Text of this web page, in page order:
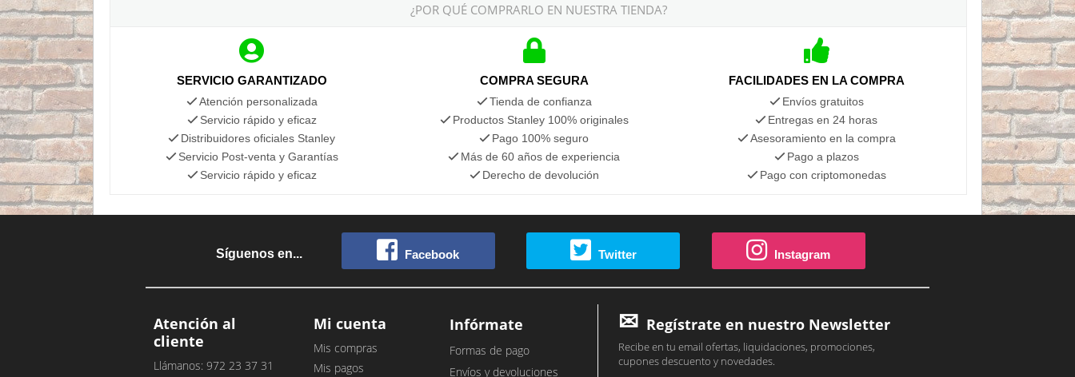
¿POR QUÉ COMPRARLO EN NUESTRA TIENDA?
SERVICIO GARANTIZADO
Atención personalizada
Servicio rápido y eficaz
Distribuidores oficiales Stanley
Servicio Post-venta y Garantías
Servicio rápido y eficaz
COMPRA SEGURA
Tienda de confianza
Productos Stanley 100% originales
Pago 100% seguro
Más de 60 años de experiencia
Derecho de devolución
FACILIDADES EN LA COMPRA
Envíos gratuitos
Entregas en 24 horas
Asesoramiento en la compra
Pago a plazos
Pago con criptomonedas
Síguenos en... Facebook Twitter Instagram
Atención al
cliente
Llámanos: 972 23 37 31
Mi cuenta
Mis compras
Mis pagos
Infórmate
Formas de pago
Envíos y devoluciones
Regístrate en nuestro Newsletter
Recibe en tu email ofertas, liquidaciones, promociones,
cupones descuento y novedades.